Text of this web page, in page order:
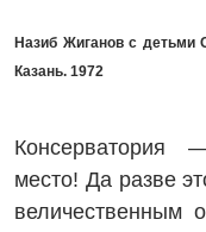
Назиб Жиганов с детьми
Казань. 1972
место! Да разве
величественным